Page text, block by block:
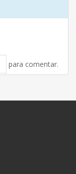
para comentar.